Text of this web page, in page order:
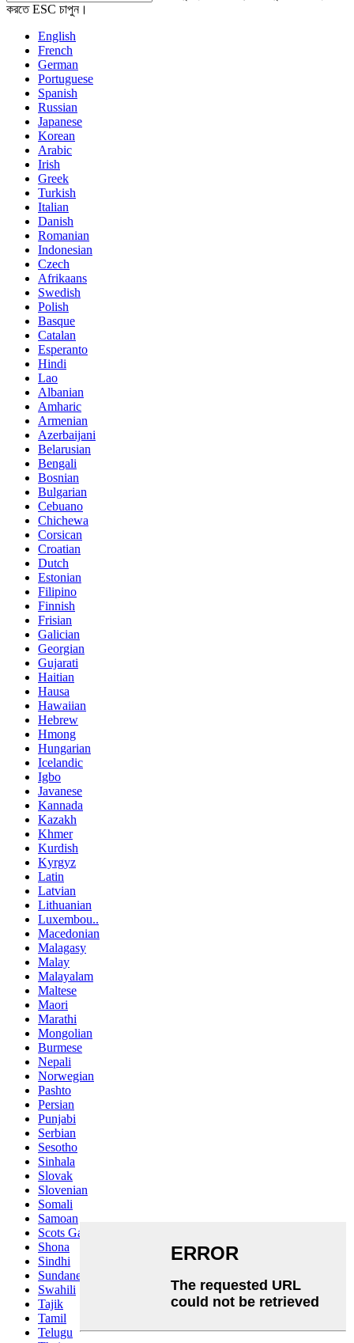
করতে ESC চাপুন।
English
French
German
Portuguese
Spanish
Russian
Japanese
Korean
Arabic
Irish
Greek
Turkish
Italian
Danish
Romanian
Indonesian
Czech
Afrikaans
Swedish
Polish
Basque
Catalan
Esperanto
Hindi
Lao
Albanian
Amharic
Armenian
Azerbaijani
Belarusian
Bengali
Bosnian
Bulgarian
Cebuano
Chichewa
Corsican
Croatian
Dutch
Estonian
Filipino
Finnish
Frisian
Galician
Georgian
Gujarati
Haitian
Hausa
Hawaiian
Hebrew
Hmong
Hungarian
Icelandic
Igbo
Javanese
Kannada
Kazakh
Khmer
Kurdish
Kyrgyz
Latin
Latvian
Lithuanian
Luxembou..
Macedonian
Malagasy
Malay
Malayalam
Maltese
Maori
Marathi
Mongolian
Burmese
Nepali
Norwegian
Pashto
Persian
Punjabi
Serbian
Sesotho
Sinhala
Slovak
Slovenian
Somali
Samoan
Scots Gaelic
Shona
Sindhi
Sundanese
Swahili
Tajik
Tamil
Telugu